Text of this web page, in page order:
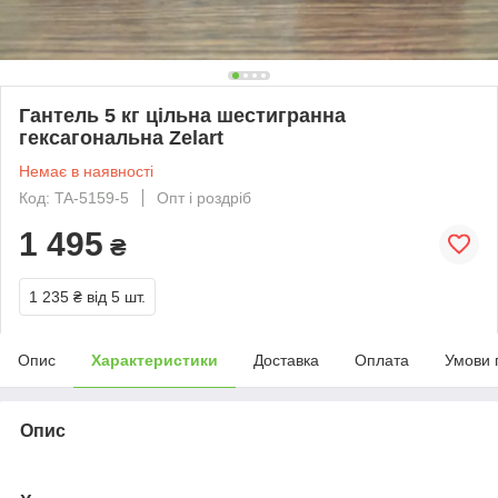
Гантель 5 кг цільна шестигранна
гексагональна Zelart
Немає в наявності
Код: TA-5159-5
Опт і роздріб
1 495 ₴
1 235 ₴ від 5 шт.
Опис Характеристики Доставка Оплата Умови
Опис